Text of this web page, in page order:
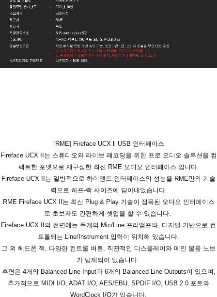
[RME] Fireface UCX ll USB 인터페이스
Fireface UCX II는 스튜디오와 라이브 레코딩을 위한 프로 오디오 솔루션을 컴
팩트한 포맷으로 재구성한 최신 RME 오디오 인터페이스 입니다.
Fireface UCX II는 일반적으로 하이엔드 인터페이스의 성능을 RME만의 기술
력으로 하프-랙 사이즈에 담아내었습니다.
RME Fireface UCX II는 최신 Plug & Play 기술이 접목된 오디오 인터페이스
로 초보자도 간편하게 셋업을 할 수 있습니다.
Fireface UCX II의 전면에는 두개의 Mic/Line 프리앰프와, 디지털 기반으로 컨
트롤되는 Line/Instrument 입력이 위치해 있습니다.
그 외 헤드폰 잭, 다양한 컨트롤 버튼, 직관적인 디스플레이와 메인 볼륨 노브
가 탑재되어 있습니다.
후면은 4개의 Balanced Line Input과 6개의 Balanced Line Outputs이 있으며,
추가적으로 MIDI I/O, ADAT I/O, AES/EBU, SPDIF I/O, USB 2.0 포트와
WordClock I/O가 있습니다.